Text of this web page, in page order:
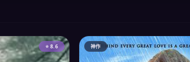
⭐ 8.6 神作